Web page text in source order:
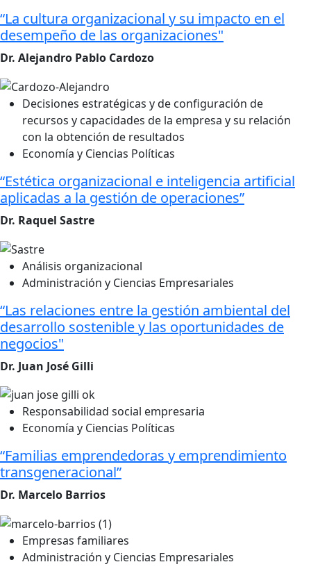
“La cultura organizacional y su impacto en el
desempeño de las organizaciones"
Dr. Alejandro Pablo Cardozo
Decisiones estratégicas y de configuración de
recursos y capacidades de la empresa y su relación
con la obtención de resultados
Economía y Ciencias Políticas
“Estética organizacional e inteligencia artificial
aplicadas a la gestión de operaciones”
Dr. Raquel Sastre
Análisis organizacional
Administración y Ciencias Empresariales
“Las relaciones entre la gestión ambiental del
desarrollo sostenible y las oportunidades de
negocios"
Dr. Juan José Gilli
Responsabilidad social empresaria
Economía y Ciencias Políticas
“Familias emprendedoras y emprendimiento
transgeneracional”
Dr. Marcelo Barrios
Empresas familiares
Administración y Ciencias Empresariales